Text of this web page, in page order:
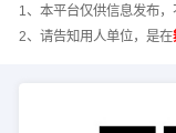
1、本平台仅供信息发布，
2、请告知用人单位，是在